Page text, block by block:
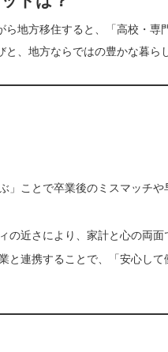
地方移住すると、「高校・
、地方ならではの豊かな暮ら
」ことで卒業後のミスマッチ
近さにより、家計と心の両
と連携することで、「安心し